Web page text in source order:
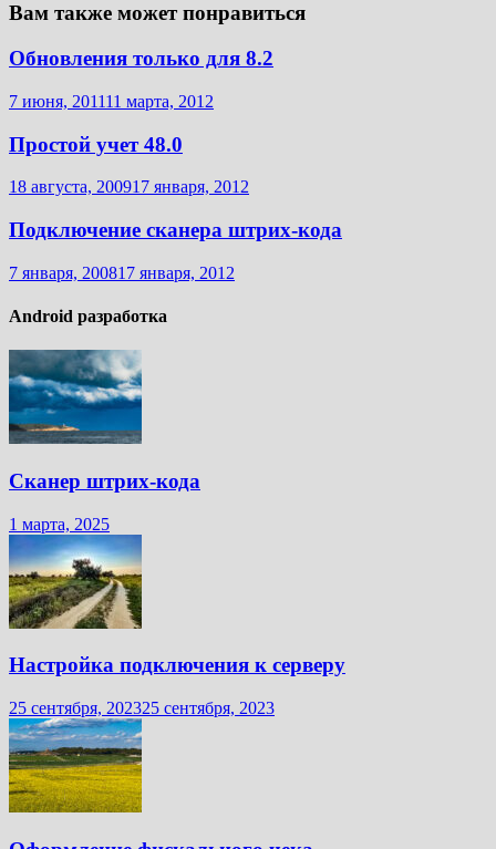
Вам также может понравиться
Обновления только для 8.2
7 июня, 201111 марта, 2012
Простой учет 48.0
18 августа, 200917 января, 2012
Подключение сканера штрих-кода
7 января, 200817 января, 2012
Android разработка
Сканер штрих-кода
1 марта, 2025
Настройка подключения к серверу
25 сентября, 202325 сентября, 2023